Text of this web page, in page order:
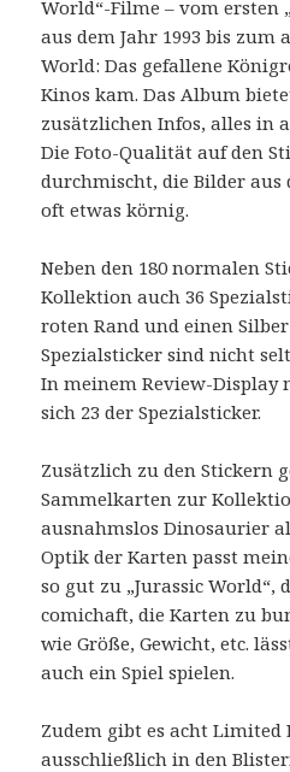
World“-Filme – vom ersten
aus dem Jahr 1993 bis zum
World: Das gefallene
Kinos kam. Das Album
zusätzlichen Infos, alles in
Die Foto-Qualität auf den
durchmischt, die Bilder aus
oft etwas körnig.
Neben den 180 normalen
Kollektion auch 36
roten Rand und einen
Spezialsticker sind nicht
In meinem Review-Display
sich 23 der Spezialsticker.
Zusätzlich zu den Stickern
Sammelkarten zur
ausnahmslos Dinosaurier
Optik der Karten passt
so gut zu „Jurassic World“,
comichaft, die Karten zu
wie Größe, Gewicht, etc.
auch ein Spiel spielen.
Zudem gibt es acht Limited
ausschließlich in den